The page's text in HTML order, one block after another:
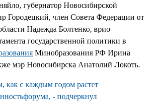
губернатор Новосибирской
Городецкий, член Совета Федерации от
Надежда Болтенко, врио
государственной политики в
Минобразования РФ Ирина
мэр Новосибирска Анатолий Локоть.
как с каждым годом растет
- подчеркнул